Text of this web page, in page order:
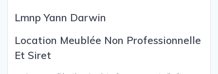
Lmnp Yann Darwin
Location Meublée Non Professionnelle
Et Siret